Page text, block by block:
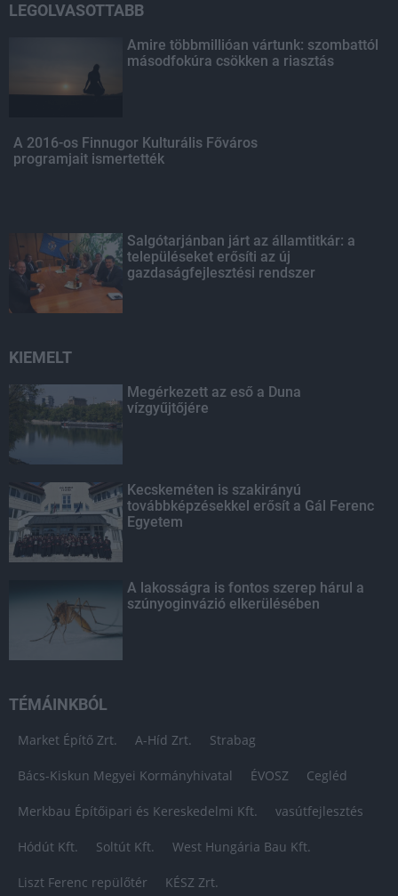
LEGOLVASOTTABB
Amire többmillióan vártunk: szombattól
másodfokúra csökken a riasztás
A 2016-os Finnugor Kulturális Főváros
programjait ismertették
Salgótarjánban járt az államtitkár: a
településeket erősíti az új
gazdaságfejlesztési rendszer
KIEMELT
Megérkezett az eső a Duna
vízgyűjtőjére
Kecskeméten is szakirányú
továbbképzésekkel erősít a Gál Ferenc
Egyetem
A lakosságra is fontos szerep hárul a
szúnyoginvázió elkerülésében
TÉMÁINKBÓL
Market Építő Zrt. A-Híd Zrt. Strabag
Bács-Kiskun Megyei Kormányhivatal ÉVOSZ Cegléd
Merkbau Építőipari és Kereskedelmi Kft. vasútfejlesztés
Hódút Kft. Soltút Kft. West Hungária Bau Kft.
Liszt Ferenc repülőtér KÉSZ Zrt.